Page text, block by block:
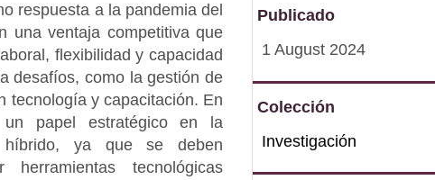
respuesta a la pandemia del
una ventaja competitiva que
flexibilidad y capacidad
desafíos, como la gestión de
tecnología y capacitación. En
papel estratégico en la
híbrido, ya que se deben
tecnológicas
Publicado
1 August 2024
Colección
Investigación